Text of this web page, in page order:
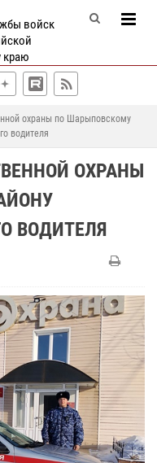
войск
краю
охраны по Шарыповскому
водителя
ОХРАНЫ
ВОДИТЕЛЯ